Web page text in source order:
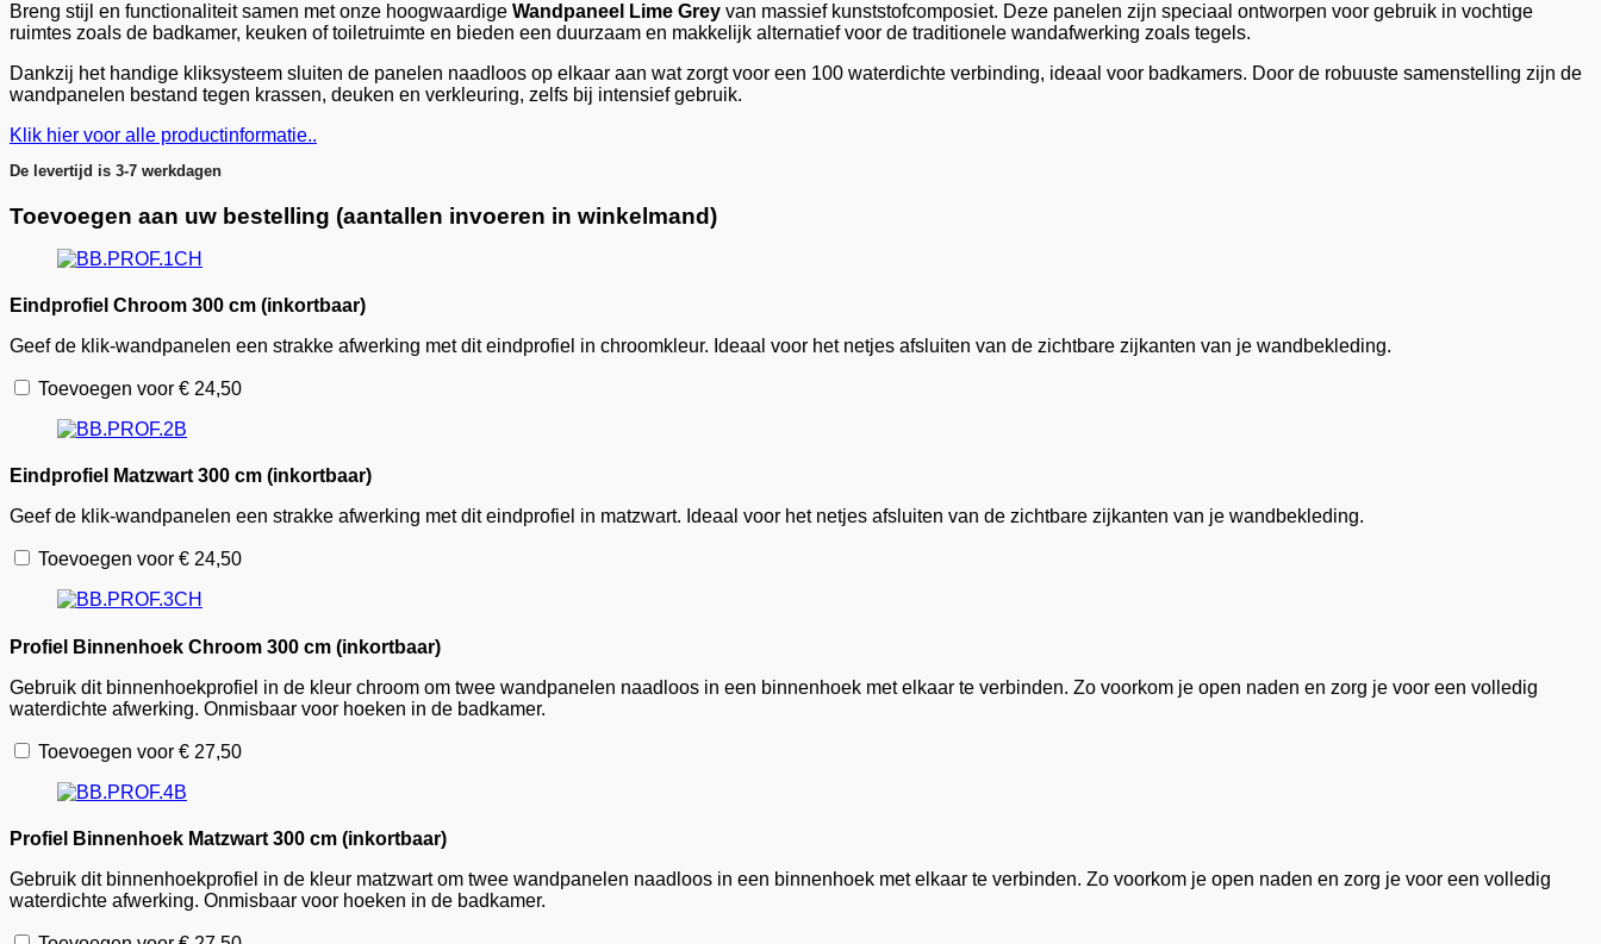
Breng stijl en functionaliteit samen met onze hoogwaardige Wandpaneel Lime Grey van massief kunststofcomposiet. Deze panelen zijn speciaal ontworpen voor gebruik in vochtige
ruimtes zoals de badkamer, keuken of toiletruimte en bieden een duurzaam en makkelijk alternatief voor de traditionele wandafwerking zoals tegels.
Dankzij het handige kliksysteem sluiten de panelen naadloos op elkaar aan wat zorgt voor een 100 waterdichte verbinding, ideaal voor badkamers. Door de robuuste samenstelling zijn de
wandpanelen bestand tegen krassen, deuken en verkleuring, zelfs bij intensief gebruik.
Klik hier voor alle productinformatie..
De levertijd is 3-7 werkdagen
Toevoegen aan uw bestelling (aantallen invoeren in winkelmand)
Eindprofiel Chroom 300 cm (inkortbaar)
Geef de klik-wandpanelen een strakke afwerking met dit eindprofiel in chroomkleur. Ideaal voor het netjes afsluiten van de zichtbare zijkanten van je wandbekleding.
Toevoegen voor € 24,50
Eindprofiel Matzwart 300 cm (inkortbaar)
Geef de klik-wandpanelen een strakke afwerking met dit eindprofiel in matzwart. Ideaal voor het netjes afsluiten van de zichtbare zijkanten van je wandbekleding.
Toevoegen voor € 24,50
Profiel Binnenhoek Chroom 300 cm (inkortbaar)
Gebruik dit binnenhoekprofiel in de kleur chroom om twee wandpanelen naadloos in een binnenhoek met elkaar te verbinden. Zo voorkom je open naden en zorg je voor een volledig
waterdichte afwerking. Onmisbaar voor hoeken in de badkamer.
Toevoegen voor € 27,50
Profiel Binnenhoek Matzwart 300 cm (inkortbaar)
Gebruik dit binnenhoekprofiel in de kleur matzwart om twee wandpanelen naadloos in een binnenhoek met elkaar te verbinden. Zo voorkom je open naden en zorg je voor een volledig
waterdichte afwerking. Onmisbaar voor hoeken in de badkamer.